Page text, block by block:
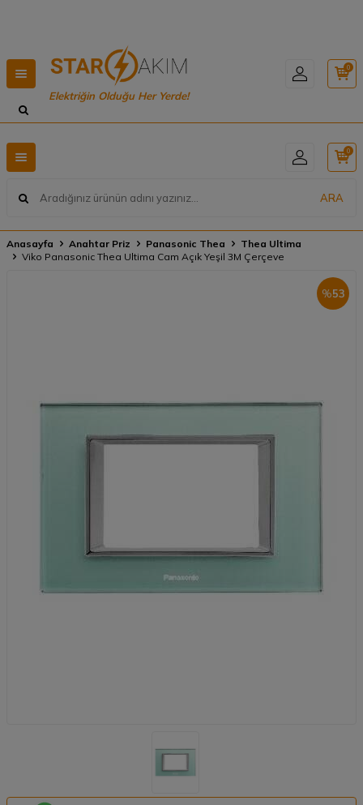
Elektriğin Olduğu Her Yerde!
0
ARA
0
Anasayfa Anahtar Priz Panasonic Thea
Thea Ultima
Viko Panasonic Thea Ultima Cam Açık Yeşil 3M Çerçeve
%53